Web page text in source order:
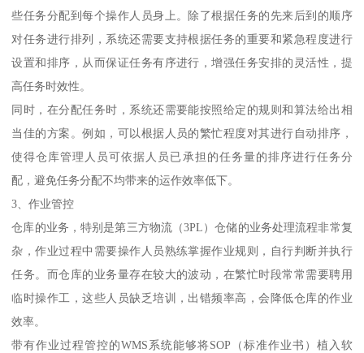
些任务分配到每个操作人员身上。除了根据任务的先来后到的顺序
对任务进行排列，系统还需要支持根据任务的重要和紧急程度进行
设置和排序，从而保证任务有序进行，增强任务安排的灵活性，提
高任务时效性。
同时，在分配任务时，系统还需要能按照给定的规则和算法给出相
当佳的方案。例如，可以根据人员的繁忙程度对其进行自动排序，
使得仓库管理人员可依据人员已承担的任务量的排序进行任务分
配，避免任务分配不均带来的运作效率低下。
3、作业管控
仓库的业务，特别是第三方物流（3PL）仓储的业务处理流程非常复
杂，作业过程中需要操作人员熟练掌握作业规则，自行判断并执行
任务。而仓库的业务量存在较大的波动，在繁忙时段常常需要聘用
临时操作工，这些人员缺乏培训，出错频率高，会降低仓库的作业
效率。
带有作业过程管控的WMS系统能够将SOP（标准作业书）植入软